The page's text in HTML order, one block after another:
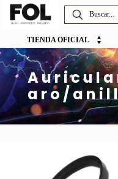
TIENDA OFICIAL
aro/